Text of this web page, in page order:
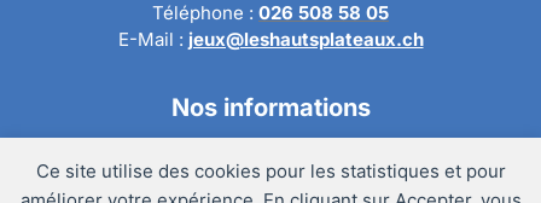
Ce site utilise des cookies pour les statistiques et pour
Téléphone : 026 508 58 05
E-Mail : jeux@leshautsplateaux.ch
Nos informations
Politique de confidentialité